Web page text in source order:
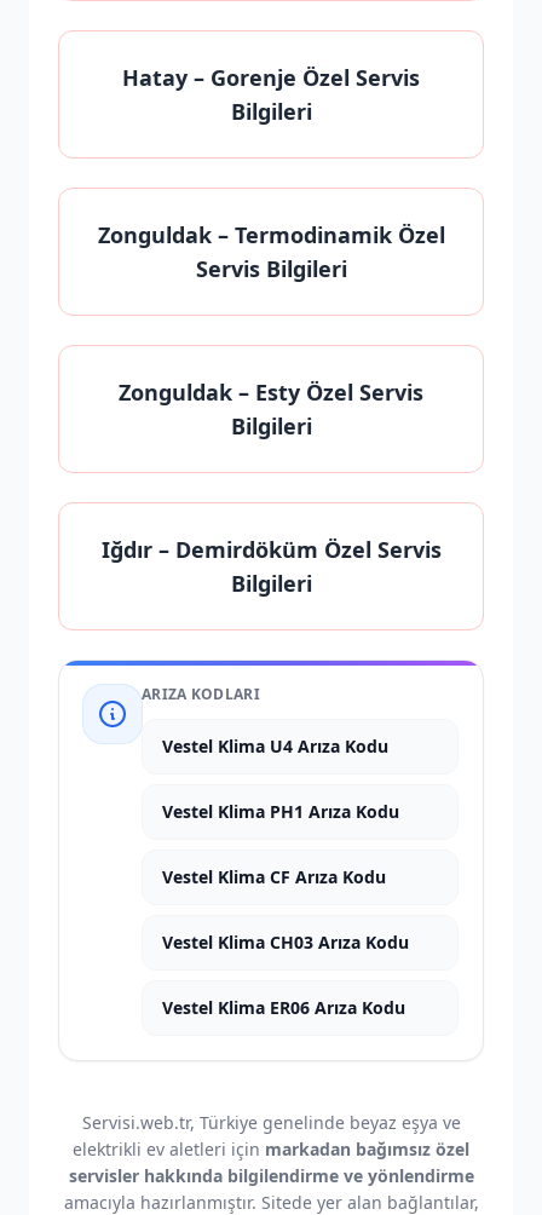
Hatay – Gorenje Özel Servis
Bilgileri
Zonguldak– Termodinamik Özel
Servis Bilgileri
Zonguldak – Esty Özel Servis
Bilgileri
Iğdır– Demirdöküm Özel Servis
Bilgileri
ARIZA KODLARI
Vestel Klima U4 Arıza Kodu
Vestel Klima PH1 Arıza Kodu
Vestel Klima CF Arıza Kodu
Vestel Klima CH03 Arıza Kodu
Vestel Klima ER06 Arıza Kodu
Servisi.web.tr, Türkiye genelinde beyaz eşya ve
elektrikli ev aletleri için markadan bağımsız özel
servisler hakkında bilgilendirme ve yönlendirme
amacıyla hazırlanmıştır. Sitede yer alan bağlantılar,